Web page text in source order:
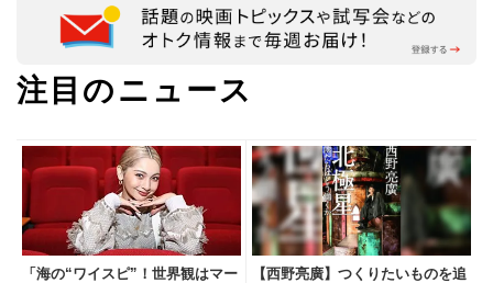
注目のニュース
「海の“ワイスピ”！世界観はマー
【西野亮廣】つくりたいものを追